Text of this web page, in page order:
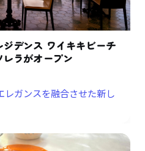
デンス ワイキキビーチ
ラがオープン
レガンスを融合させた新し